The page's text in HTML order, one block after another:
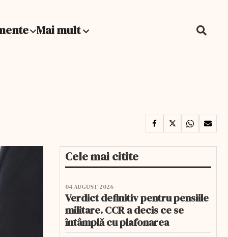
Mai mult
Cele mai citite
04 AUGUST 2026
Verdict definitiv pentru pensiile
militare. CCR a decis ce se
întâmplă cu plafonarea